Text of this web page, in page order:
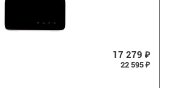
17 279 ₽
22 595 ₽